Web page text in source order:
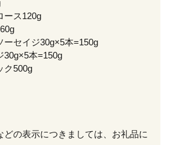
ース120g
ーセイジ30g×5本=150g
30g×5本=150g
ク500g
の表示につきましては、お礼品に